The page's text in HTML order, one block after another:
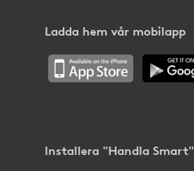
Ladda hem vår mobilapp
Installera "Handla Smart"